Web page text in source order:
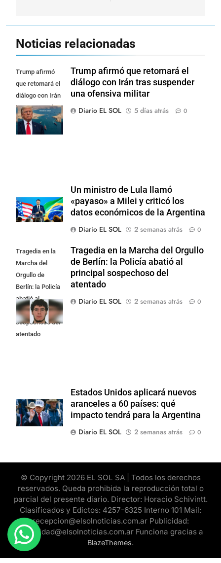
Noticias relacionadas
Trump afirmó
que retomará el
diálogo con Irán
tras suspender
una ofensiva
militar
Trump afirmó que retomará el
diálogo con Irán tras suspender
una ofensiva militar
Diario EL SOL
5 días atrás 0
Un ministro de Lula llamó
«payaso» a Milei y criticó los
datos económicos de la Argentina
Diario EL SOL
2 semanas atrás 0
Tragedia en la
Marcha del
Orgullo de
Berlín: la Policía
abatió al
principal
sospechoso del
atentado
Tragedia en la Marcha del Orgullo
de Berlín: la Policía abatió al
principal sospechoso del
atentado
Diario EL SOL
2 semanas atrás 0
Estados Unidos aplicará nuevos
aranceles a 60 países: qué
impacto tendrá para la Argentina
Diario EL SOL
2 semanas atrás 0
© Copyright 2026 EL SOL SA | Todos los derechos
reservados. Queda prohibida la reproducción total o
parcial del presente diario. Director: Horacio Schivintt.
Clasificados y Edictos: 4257-6325 Interno 101 Mail:
recepcion@elsolnoticias.com.ar Publicidad:
publicidad@elsolnoticias.com.ar Funciona gracias a
BlazeThemes.